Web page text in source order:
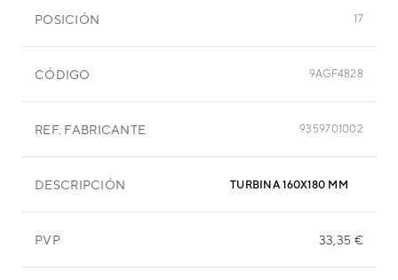
POSICIÓN 17
CÓDIGO 9AGF4828
REF. FABRICANTE 9359701002
DESCRIPCIÓN TURBINA 160X180 MM
PVP 33,35 €